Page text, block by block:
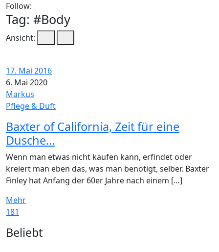
Follow:
Tag: #Body
Ansicht:
17. Mai 2016
6. Mai 2020
Markus
Pflege & Duft
Baxter of California, Zeit für eine
Dusche…
Wenn man etwas nicht kaufen kann, erfindet oder
kreiert man eben das, was man benötigt, selber. Baxter
Finley hat Anfang der 60er Jahre nach einem […]
Mehr
181
Widgets
Beliebt